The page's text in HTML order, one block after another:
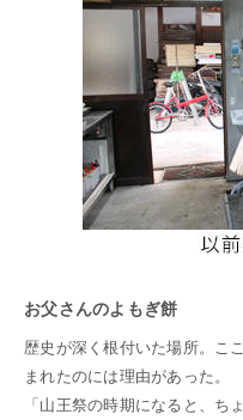
お父さんのよもぎ餅
歴史が深く根付いた場所。こ
まれたのには理由があった。
「山王祭の時期になると、ち